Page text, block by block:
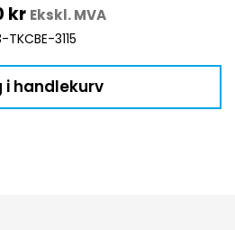
kr Ekskl. MVA
TKCBE-3115
i handlekurv